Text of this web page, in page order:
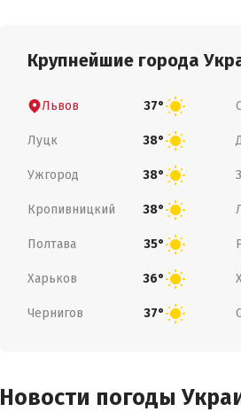
Крупнейшие города
Львов 37°
Луцк 38°
Ужгород 38°
Кропивницкий 38°
Полтава 35°
Харьков 36°
Чернигов 37°
Новости погоды